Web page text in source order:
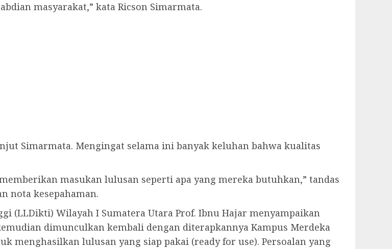
masyarakat,” kata Ricson Simarmata.
Simarmata. Mengingat selama ini banyak keluhan bahwa kualitas
masukan lulusan seperti apa yang mereka butuhkan,” tandas
nota kesepahaman.
(LLDikti) Wilayah I Sumatera Utara Prof. Ibnu Hajar menyampaikan
dimunculkan kembali dengan diterapkannya Kampus Merdeka
menghasilkan lulusan yang siap pakai (ready for use). Persoalan yang